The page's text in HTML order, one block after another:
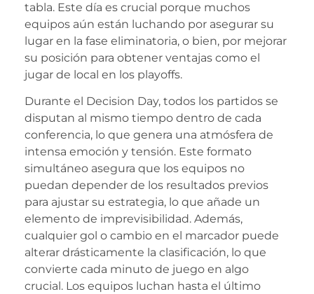
tabla. Este día es crucial porque muchos
equipos aún están luchando por asegurar su
lugar en la fase eliminatoria, o bien, por mejorar
su posición para obtener ventajas como el
jugar de local en los playoffs.
Durante el Decision Day, todos los partidos se
disputan al mismo tiempo dentro de cada
conferencia, lo que genera una atmósfera de
intensa emoción y tensión. Este formato
simultáneo asegura que los equipos no
puedan depender de los resultados previos
para ajustar su estrategia, lo que añade un
elemento de imprevisibilidad. Además,
cualquier gol o cambio en el marcador puede
alterar drásticamente la clasificación, lo que
convierte cada minuto de juego en algo
crucial. Los equipos luchan hasta el último